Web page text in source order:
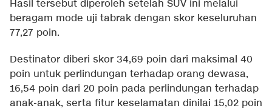
Hasil tersebut diperoleh setelah SUV ini melalui
beragam mode uji tabrak dengan skor keseluruhan
77,27 poin.
Destinator diberi skor 34,69 poin dari maksimal 40
poin untuk perlindungan terhadap orang dewasa,
16,54 poin dari 20 poin pada perlindungan terhadap
anak-anak, serta fitur keselamatan dinilai 15,02 poin